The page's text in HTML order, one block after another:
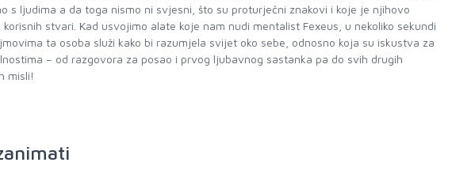
s ljudima a da toga nismo ni svjesni, što su proturječni znakovi i koje je njihovo
stvari. Kad usvojimo alate koje nam nudi mentalist Fexeus, u nekoliko sekundi
ta osoba služi kako bi razumjela svijet oko sebe, odnosno koja su iskustva za
– od razgovora za posao i prvog ljubavnog sastanka pa do svih drugih
misli!